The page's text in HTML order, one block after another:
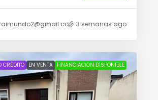
3 semanas ago
CRÉDITO EN VENTA FINANCIACION DISPONIBLE